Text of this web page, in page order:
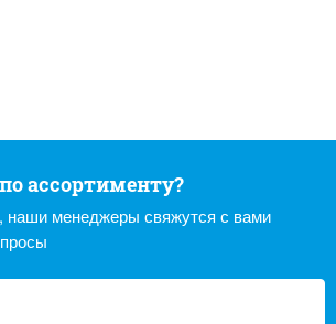
ассортименту?
наши менеджеры свяжутся с вами